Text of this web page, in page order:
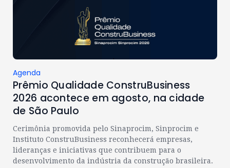
Agenda
Prêmio Qualidade ConstruBusiness
2026 acontece em agosto, na cidade
de São Paulo
Cerimônia promovida pelo Sinaprocim, Sinprocim e
Instituto ConstruBusiness reconhecerá empresas,
lideranças e iniciativas que contribuem para o
desenvolvimento da indústria da construção brasileira.